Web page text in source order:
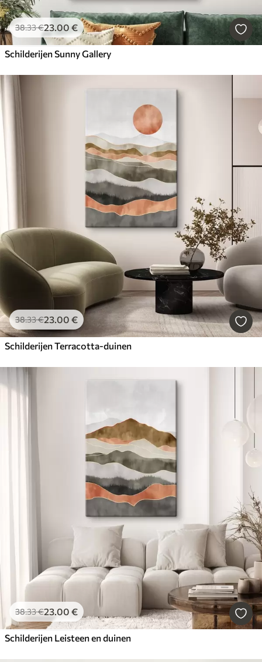
38.33€23.00 €
Schilderijen Sunny Gallery
38.33€23.00 €
Schilderijen Terracotta-duinen
38.33€23.00 €
Schilderijen Leisteen en duinen